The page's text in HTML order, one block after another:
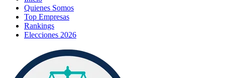
Quienes Somos
Top Empresas
Rankings
Elecciones 2026